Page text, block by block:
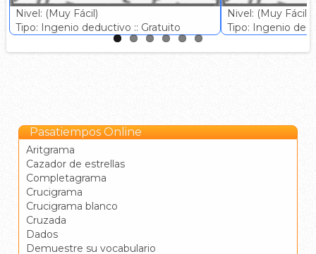
Nivel: (Muy Fácil)
Tipo: Ingenio deductivo :: Gratuito
Nivel: (Muy Fácil)
Tipo: Ingenio
Pasatiempos Online
Aritgrama
Cazador de estrellas
Completagrama
Crucigrama
Crucigrama blanco
Cruzada
Dados
Demuestre su vocabulario